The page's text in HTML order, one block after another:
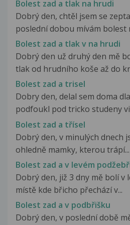
Bolest zad a tlak na hrudi
Dobrý den, chtěl jsem se
poslední dobou mívám bolest
Bolest zad a tlak v na hrudi
Dobrý den už druhý den mě
tlak od hrudního koše až do
Bolest zad a trisel
Dobry den, delal sem doma
podfoukl pod tricko studeny
Bolest zad a třísel
Dobrý den, v minulých dnech
ohledně mamky, kterou trápí...
Bolest zad a v levém
Dobrý den, již 3 dny mě bolí v
místě kde břicho přechází v...
Bolest zad a v podbřišku
Dobrý den, v poslední době